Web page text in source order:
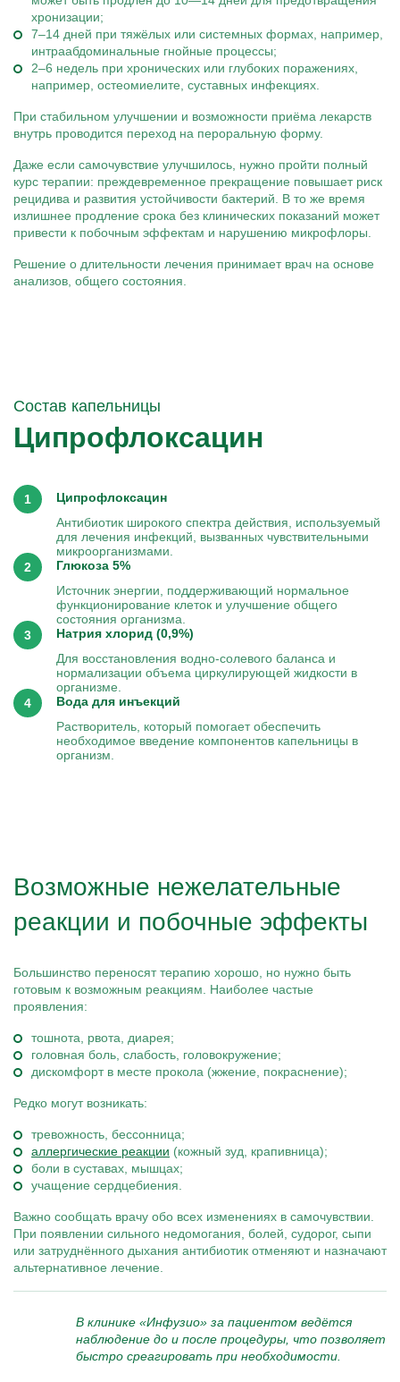
хронизации;
7–14 дней при тяжёлых или системных формах, например,
интраабдоминальные гнойные процессы;
2–6 недель при хронических или глубоких поражениях,
например, остеомиелите, суставных инфекциях.
При стабильном улучшении и возможности приёма лекарств
внутрь проводится переход на пероральную форму.
Даже если самочувствие улучшилось, нужно пройти полный
курс терапии: преждевременное прекращение повышает риск
рецидива и развития устойчивости бактерий. В то же время
излишнее продление срока без клинических показаний может
привести к побочным эффектам и нарушению микрофлоры.
Решение о длительности лечения принимает врач на основе
анализов, общего состояния.
Состав капельницы
Ципрофлоксацин
Ципрофлоксацин
Антибиотик широкого спектра действия, используемый
для лечения инфекций, вызванных чувствительными
микроорганизмами.
Глюкоза 5%
Источник энергии, поддерживающий нормальное
функционирование клеток и улучшение общего
состояния организма.
Натрия хлорид (0,9%)
Для восстановления водно-солевого баланса и
нормализации объема циркулирующей жидкости в
организме.
Вода для инъекций
Растворитель, который помогает обеспечить
необходимое введение компонентов капельницы в
организм.
Возможные нежелательные
реакции и побочные эффекты
Большинство переносят терапию хорошо, но нужно быть
готовым к возможным реакциям. Наиболее частые
проявления:
тошнота, рвота, диарея;
головная боль, слабость, головокружение;
дискомфорт в месте прокола (жжение, покраснение);
Редко могут возникать:
тревожность, бессонница;
аллергические реакции (кожный зуд, крапивница);
боли в суставах, мышцах;
учащение сердцебиения.
Важно сообщать врачу обо всех изменениях в самочувствии.
При появлении сильного недомогания, болей, судорог, сыпи
или затруднённого дыхания антибиотик отменяют и назначают
альтернативное лечение.
В клинике «Инфузио» за пациентом ведётся
наблюдение до и после процедуры, что позволяет
быстро среагировать при необходимости.